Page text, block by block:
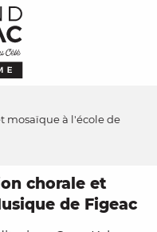
mosaïque à l'école de
chorale et
de Figeac